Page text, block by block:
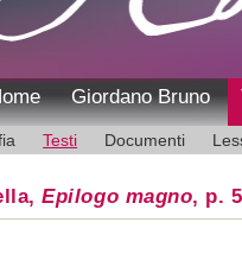
Giordano Bruno
Testi Documenti
Epilogo magno, p.